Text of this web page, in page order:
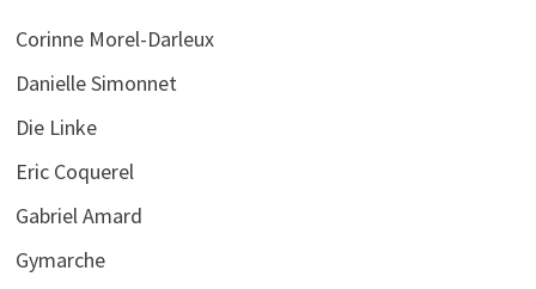
Corinne Morel-Darleux
Danielle Simonnet
Die Linke
Eric Coquerel
Gabriel Amard
Gymarche